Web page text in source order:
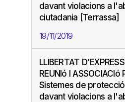
davant violacions a
ciutadania [Terrassa]
19/11/2019
LLIBERTAT
REUNIó I ASSOCIACIó
Sistemes de
davant violacions a